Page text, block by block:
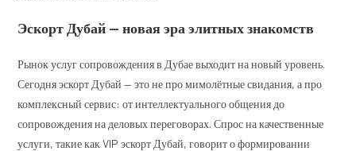
Эскорт Дубай — новая эра элитных знакомств
Рынок услуг сопровождения в Дубае выходит на новый уровень.
Сегодня эскорт Дубай — это не про мимолётные свидания, а про
комплексный сервис: от интеллектуального общения до
сопровождения на деловых переговорах. Спрос на качественные
услуги, такие как VIP эскорт Дубай, говорит о формировании